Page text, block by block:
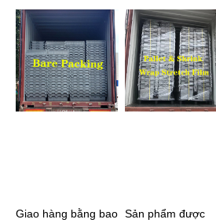
Giao hàng bằng bao Sản phẩm được